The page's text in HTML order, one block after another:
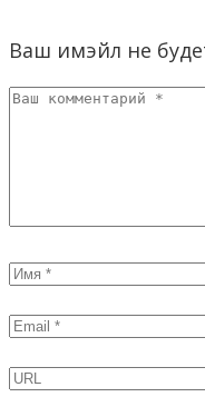
Ваш имэйл не